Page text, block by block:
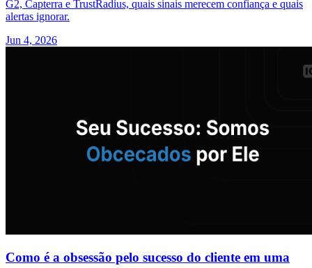
G2, Capterra e TrustRadius, quais sinais merecem confiança e quais
alertas ignorar.
Jun 4, 2026
Como é a obsessão pelo sucesso do cliente em uma